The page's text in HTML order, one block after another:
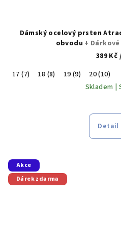
Dámský ocelový prsten
obvodu +
389 Kč
17 (7)
18 (8) 19 (9)
20 (10)
Skladem |
Detail
Akce
Dárek zdarma